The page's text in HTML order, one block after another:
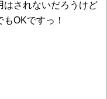
はされないだろうけど
OKですっ！